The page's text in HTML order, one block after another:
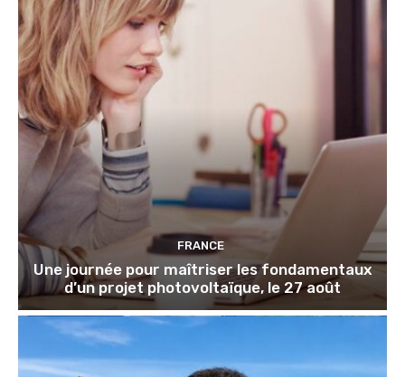
FRANCE
Une journée pour maîtriser les fondamentaux
d’un projet photovoltaïque, le 27 août